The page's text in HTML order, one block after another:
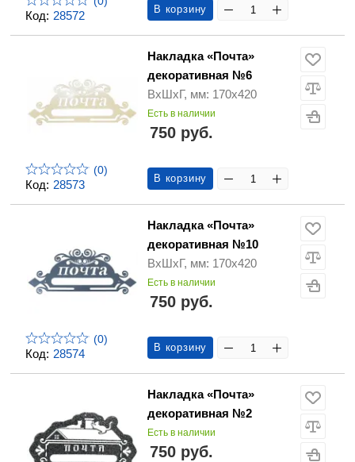
Код: 28572 В корзину
Код: 28573
(0)
Накладка «Почта»
декоративная №6
ВхШхГ, мм: 170х420
Есть в наличии
750 руб.
В корзину
Код: 28574
(0)
Накладка «Почта»
декоративная №10
ВхШхГ, мм: 170х420
Есть в наличии
750 руб.
В корзину
Накладка «Почта»
декоративная №2
Есть в наличии
750 руб.